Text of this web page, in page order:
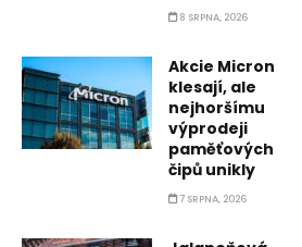
8 SRPNA, 2026
Akcie Micron
klesají, ale
nejhoršímu
výprodeji
paměťových
čipů unikly
7 SRPNA, 2026